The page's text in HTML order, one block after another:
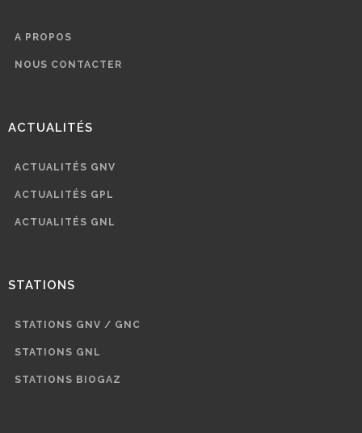
A PROPOS
NOUS CONTACTER
ACTUALITÉS
ACTUALITÉS GNV
ACTUALITÉS GPL
ACTUALITÉS GNL
STATIONS
STATIONS GNV / GNC
STATIONS GNL
STATIONS BIOGAZ